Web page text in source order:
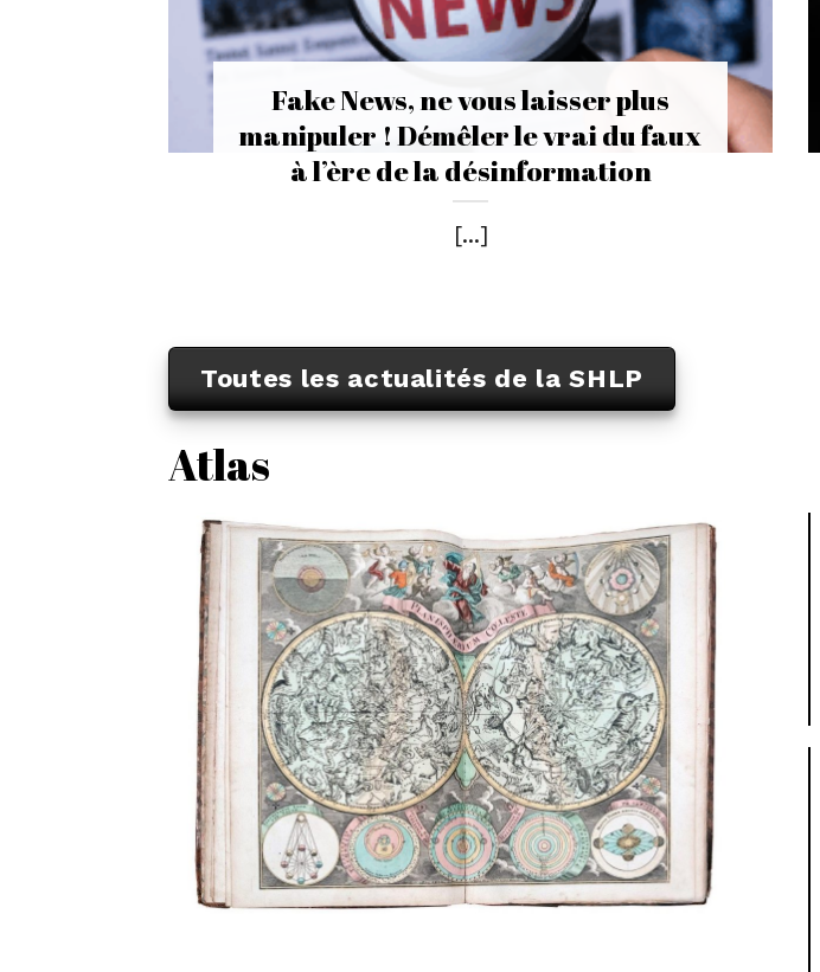
Fake News, ne vous laisser plus
manipuler ! Démêler le vrai du faux
à l’ère de la désinformation
[...]
Toutes les actualités de la SHLP
Atlas